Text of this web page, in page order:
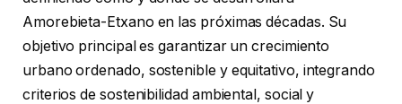
Amorebieta-Etxano en las próximas décadas. Su
objetivo principal es garantizar un crecimiento
urbano ordenado, sostenible y equitativo, integrando
criterios de sostenibilidad ambiental, social y